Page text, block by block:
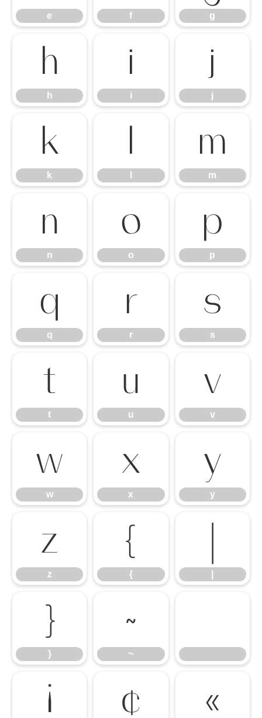
e f g
h
h
i
i
j
j
k
k
m
m
n
n
o
o
p
p
q
q
r
r
s
s
t
t
u
u
v
v
w
w
x
x
y
y
z
z
{
{
}
}
~
~
¡ ¢ «